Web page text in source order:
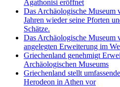
Agathonisi eröffnet
Das Archäologische Museum
Jahren wieder seine Pforten
Schätze.
Das Archäologische Museum
angelegten Erweiterung im
Griechenland genehmigt
Archäologischen Museums
Griechenland stellt
Herodeon in Athen vor